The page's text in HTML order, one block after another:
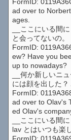
ad over to
ages.
__ここにいる間
と会ってないの。
FormID:
ew? Have you
up to nowadays?
__何か新しいニ
には顔を出した
FormID:
ad over to Olav's
ed Olav's
__ここにいる間
lav とはいつも楽